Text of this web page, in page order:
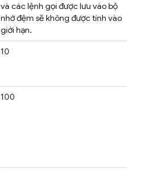
và các lệnh gọi được lưu vào bộ
nhớ đệm sẽ không được tính vào
giới hạn.
10
100